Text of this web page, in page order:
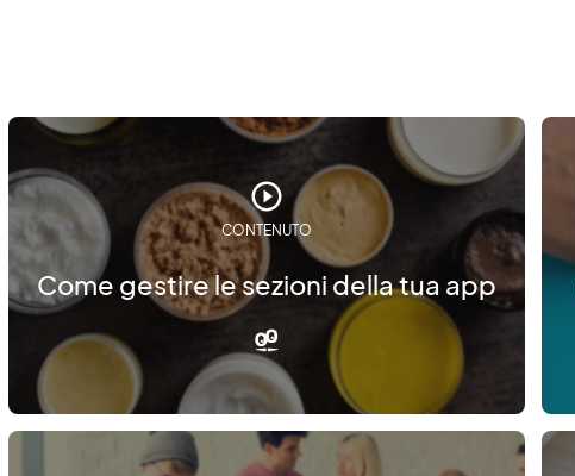
CONTENUTO
Come gestire le sezioni della tua app